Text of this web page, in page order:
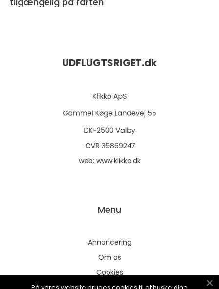
UDFLUGTSRIGET.dk
web: www.klikko.dk
Menu
Annoncering
Om os
Cookies